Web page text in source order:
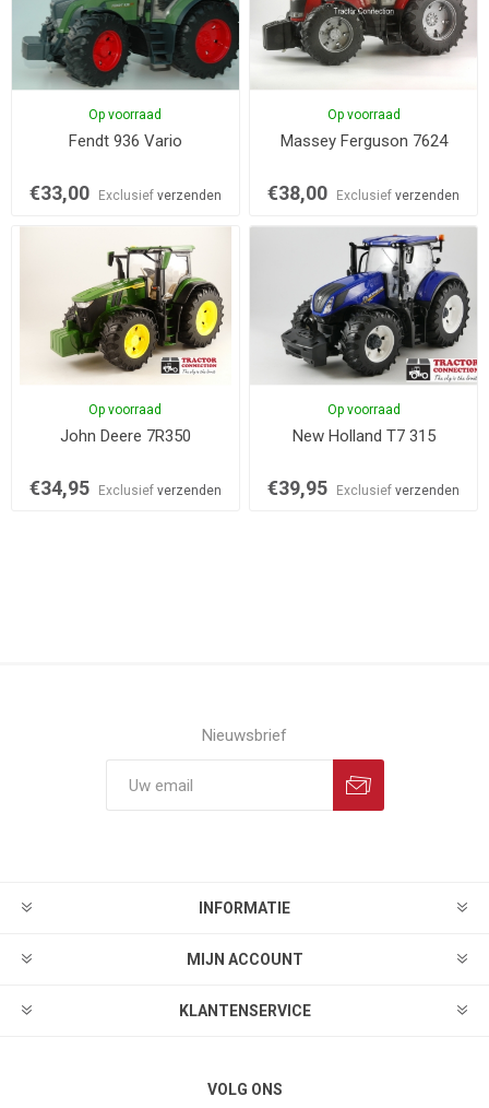
Op voorraad
Fendt 936 Vario
€33,00 Exclusief verzenden
Op voorraad
Massey Ferguson 7624
€38,00 Exclusiefverzenden
Op voorraad
John Deere 7R350
€34,95 Exclusief verzenden
Op voorraad
New Holland T7 315
€39,95 Exclusiefverzenden
Nieuwsbrief
INFORMATIE
MIJN ACCOUNT
KLANTENSERVICE
VOLG ONS